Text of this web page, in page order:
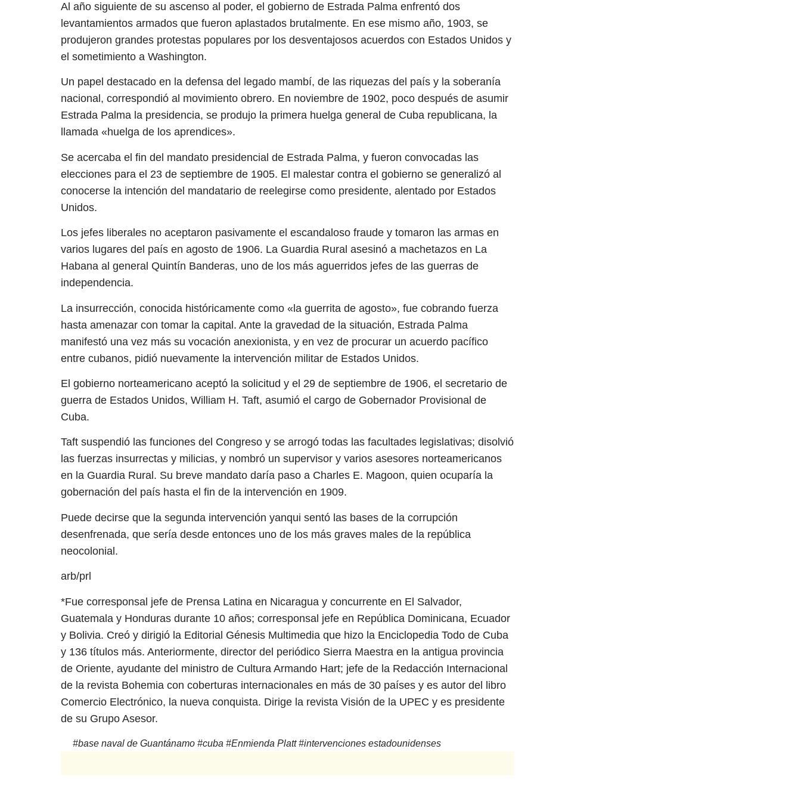
Al año siguiente de su ascenso al poder, el gobierno de Estrada Palma enfrentó dos
levantamientos armados que fueron aplastados brutalmente. En ese mismo año, 1903, se
produjeron grandes protestas populares por los desventajosos acuerdos con Estados Unidos y
el sometimiento a Washington.
Un papel destacado en la defensa del legado mambí, de las riquezas del país y la soberanía
nacional, correspondió al movimiento obrero. En noviembre de 1902, poco después de asumir
Estrada Palma la presidencia, se produjo la primera huelga general de Cuba republicana, la
llamada «huelga de los aprendices».
Se acercaba el fin del mandato presidencial de Estrada Palma, y fueron convocadas las
elecciones para el 23 de septiembre de 1905. El malestar contra el gobierno se generalizó al
conocerse la intención del mandatario de reelegirse como presidente, alentado por Estados
Unidos.
Los jefes liberales no aceptaron pasivamente el escandaloso fraude y tomaron las armas en
varios lugares del país en agosto de 1906. La Guardia Rural asesinó a machetazos en La
Habana al general Quintín Banderas, uno de los más aguerridos jefes de las guerras de
independencia.
La insurrección, conocida históricamente como «la guerrita de agosto», fue cobrando fuerza
hasta amenazar con tomar la capital. Ante la gravedad de la situación, Estrada Palma
manifestó una vez más su vocación anexionista, y en vez de procurar un acuerdo pacífico
entre cubanos, pidió nuevamente la intervención militar de Estados Unidos.
El gobierno norteamericano aceptó la solicitud y el 29 de septiembre de 1906, el secretario de
guerra de Estados Unidos, William H. Taft, asumió el cargo de Gobernador Provisional de
Cuba.
Taft suspendió las funciones del Congreso y se arrogó todas las facultades legislativas; disolvió
las fuerzas insurrectas y milicias, y nombró un supervisor y varios asesores norteamericanos
en la Guardia Rural. Su breve mandato daría paso a Charles E. Magoon, quien ocuparía la
gobernación del país hasta el fin de la intervención en 1909.
Puede decirse que la segunda intervención yanqui sentó las bases de la corrupción
desenfrenada, que sería desde entonces uno de los más graves males de la república
neocolonial.
arb/prl
*Fue corresponsal jefe de Prensa Latina en Nicaragua y concurrente en El Salvador,
Guatemala y Honduras durante 10 años; corresponsal jefe en República Dominicana, Ecuador
y Bolivia. Creó y dirigió la Editorial Génesis Multimedia que hizo la Enciclopedia Todo de Cuba
y 136 títulos más. Anteriormente, director del periódico Sierra Maestra en la antigua provincia
de Oriente, ayudante del ministro de Cultura Armando Hart; jefe de la Redacción Internacional
de la revista Bohemia con coberturas internacionales en más de 30 países y es autor del libro
Comercio Electrónico, la nueva conquista. Dirige la revista Visión de la UPEC y es presidente
de su Grupo Asesor.
#base naval de Guantánamo #cuba #Enmienda Platt#intervenciones estadounidenses